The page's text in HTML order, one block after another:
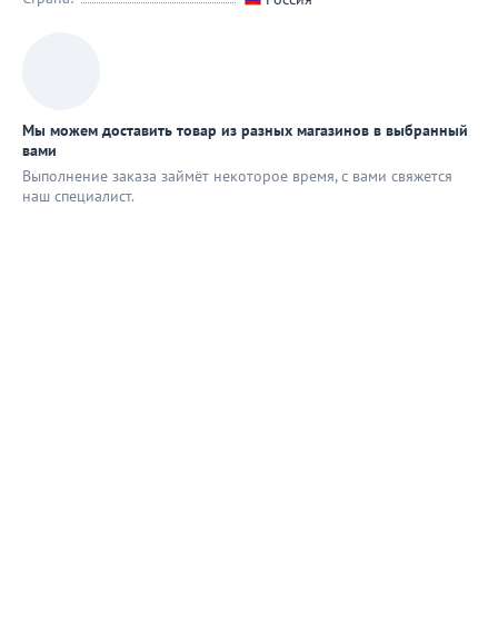
Мы можем доставить товар из разных магазинов в выбранный
вами
Выполнение заказа займёт некоторое время, с вами свяжется
наш специaлист.